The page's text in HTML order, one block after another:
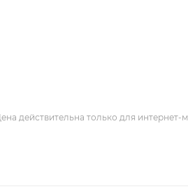
действительна только для интернет-